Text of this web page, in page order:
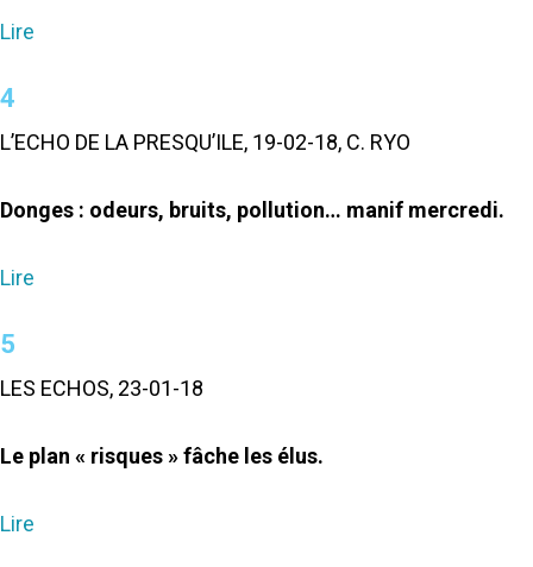
Lire
4
L’ECHO DE LA PRESQU’ILE, 19-02-18, C. RYO
Donges : odeurs, bruits, pollution… manif mercredi.
Lire
5
LES ECHOS, 23-01-18
Le plan « risques » fâche les élus.
Lire